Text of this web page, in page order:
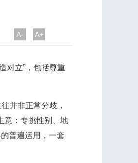
A- A+
对立”，包括尊重
并非正常分歧，
意：专挑性别、地
普遍运用，一套